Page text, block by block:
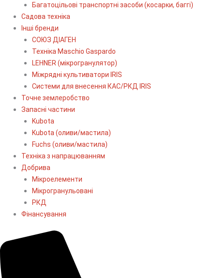
Багатоцільові транспортні засоби (косарки, баггі)
Садова техніка
Інші бренди
СОЮЗ ДІАГЕН
Техніка Maschio Gaspardo
LEHNER (мікрогранулятор)
Міжрядні культиватори IRIS
Системи для внесення КАС/РКД IRIS
Точне землеробство
Запасні частини
Kubota
Kubota (оливи/мастила)
Fuchs (оливи/мастила)
Техніка з напрацюванням
Добрива
Мікроелементи
Мікрогранульовані
РКД
Фінансування